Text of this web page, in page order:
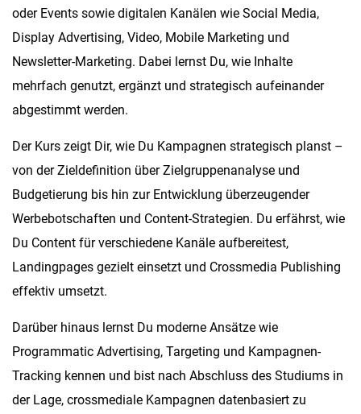
oder Events sowie digitalen Kanälen wie Social Media,
Display Advertising, Video, Mobile Marketing und
Newsletter-Marketing. Dabei lernst Du, wie Inhalte
mehrfach genutzt, ergänzt und strategisch aufeinander
abgestimmt werden.
Der Kurs zeigt Dir, wie Du Kampagnen strategisch planst –
von der Zieldefinition über Zielgruppenanalyse und
Budgetierung bis hin zur Entwicklung überzeugender
Werbebotschaften und Content-Strategien. Du erfährst, wie
Du Content für verschiedene Kanäle aufbereitest,
Landingpages gezielt einsetzt und Crossmedia Publishing
effektiv umsetzt.
Darüber hinaus lernst Du moderne Ansätze wie
Programmatic Advertising, Targeting und Kampagnen-
Tracking kennen und bist nach Abschluss des Studiums in
der Lage, crossmediale Kampagnen datenbasiert zu